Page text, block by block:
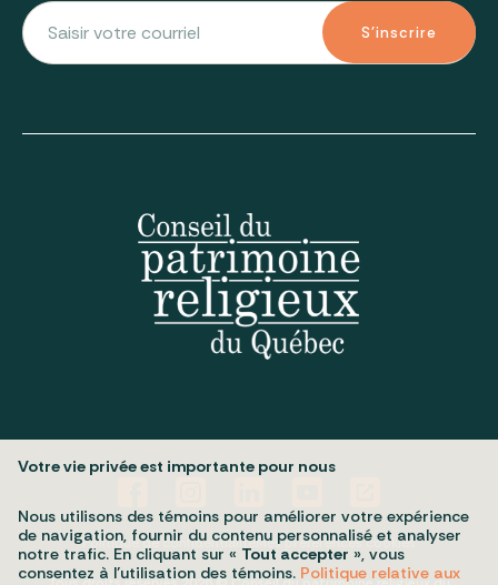
S'inscrire
Politique de confidentialitéMes préférences cookies
Votre vie privée est importante pour nous
Nous utilisons des témoins pour améliorer votre expérience
de navigation, fournir du contenu personnalisé et analyser
notre trafic. En cliquant sur « Tout accepter », vous
consentez à l’utilisation des témoins. Politique relative aux